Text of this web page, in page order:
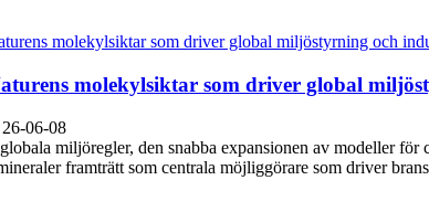
molekylsiktar som driver global
06-08
miljöregler, den snabba expansionen av modeller
framträtt som centrala möjliggörare som driver